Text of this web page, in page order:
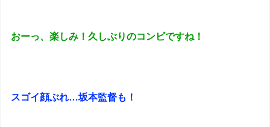
おーっ、楽しみ！久しぶりのコンビですね！
スゴイ顔ぶれ…坂本監督も！